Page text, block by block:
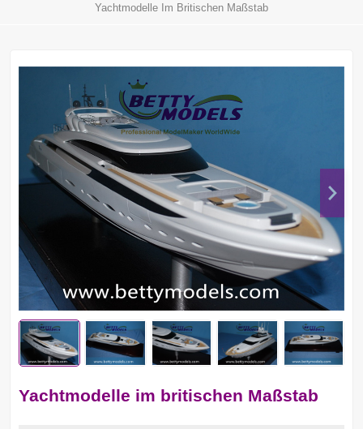
Yachtmodelle Im Britischen Maßstab
Yachtmodelle im britischen Maßstab